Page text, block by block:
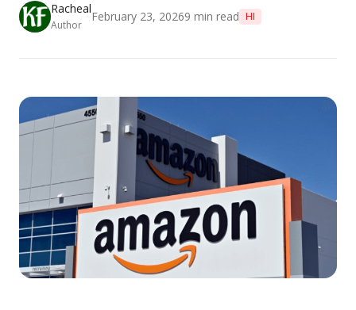
Racheal
Author
February 23, 20269 min read HI